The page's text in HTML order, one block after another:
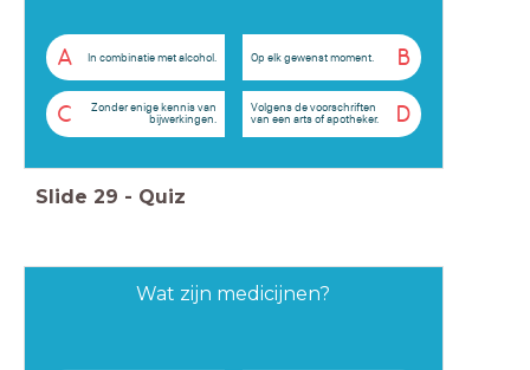
A In combinatie met alcohol. B
Op elk gewenst moment.
C
Zonder enige kennis van
bijwerkingen.
D
Volgens de voorschriften
van een arts of apotheker.
Slide 29 - Quiz
Wat zijn medicijnen?